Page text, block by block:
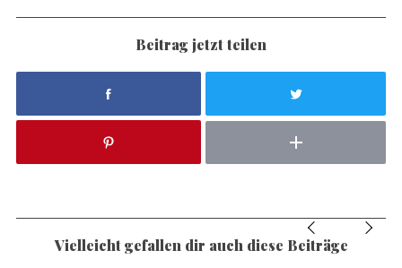
Beitrag jetzt teilen
Vielleicht gefallen dir auch diese Beiträge